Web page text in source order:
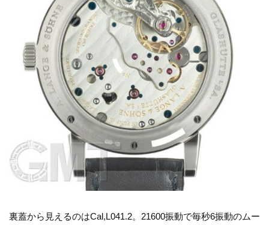
裏蓋から見えるのはCal,L041.2。21600振動で毎秒6振動のムー